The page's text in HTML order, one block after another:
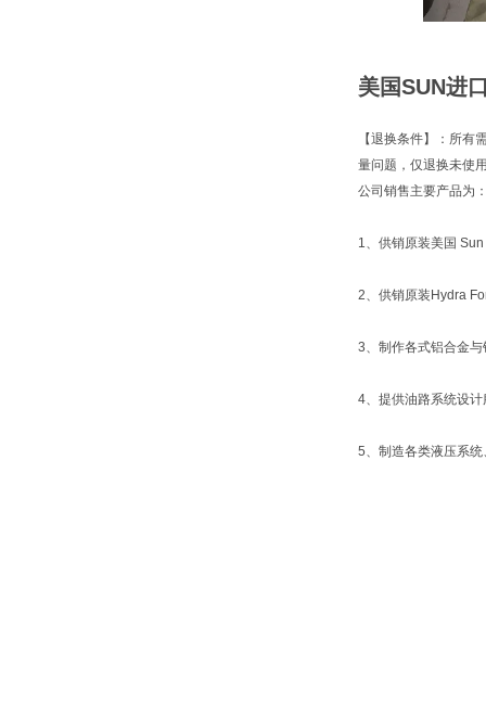
美国SUN进
【退换条件】：所
量问题，仅退换未使
公司销售主要产品为
1、供销原装美国
2、供销原装Hydra
3、制作各式铝合金与
4、提供油路系统设
5、制造各类液压系